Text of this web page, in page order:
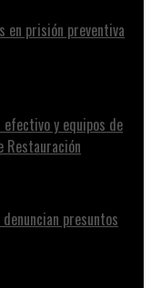
en prisión preventiva
y equipos de
Restauración
presuntos